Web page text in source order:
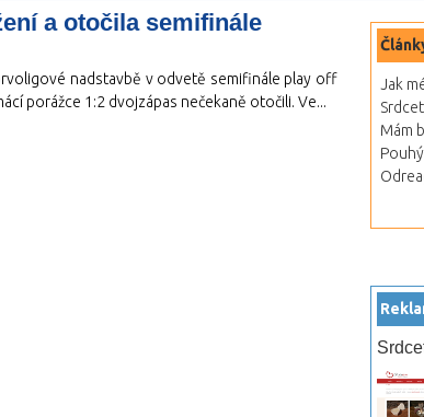
a otočila semifinále
nadstavbě v odvetě semifinále play off
porážce 1:2 dvojzápas nečekaně otočili. Ve...
Jak
Mám